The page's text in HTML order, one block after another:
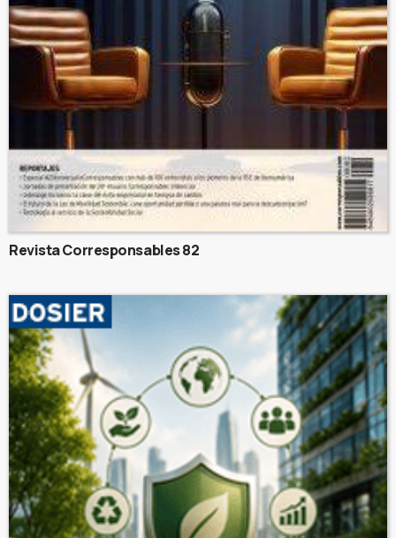
Revista Corresponsables 82